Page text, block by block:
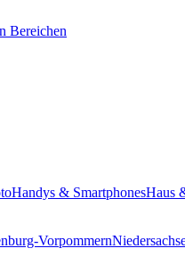
Handys & SmartphonesHaus
Vorpommern